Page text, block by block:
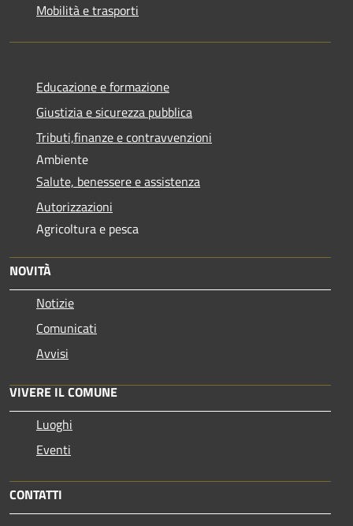
Mobilità e trasporti
Educazione e formazione
Giustizia e sicurezza pubblica
Tributi,finanze e contravvenzioni
Ambiente
Salute, benessere e assistenza
Autorizzazioni
Agricoltura e pesca
NOVITÀ
Notizie
Comunicati
Avvisi
VIVERE IL COMUNE
Luoghi
Eventi
CONTATTI